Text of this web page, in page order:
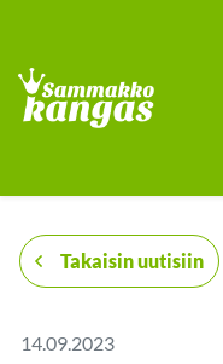
Takaisin uutisiin
14.09.2023